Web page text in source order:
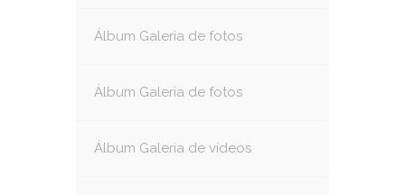
Álbum Galeria de fotos
Álbum Galeria de fotos
Álbum Galeria de vídeos